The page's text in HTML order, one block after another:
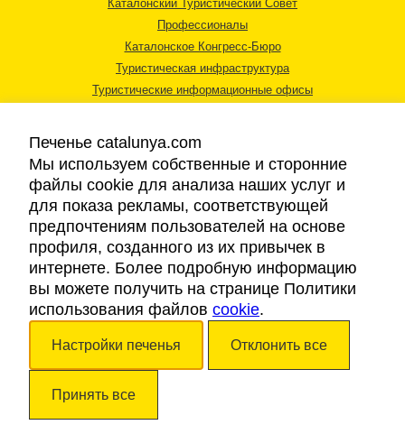
Каталонский Туристический Совет
Профессионалы
Каталонское Конгресс-Бюро
Туристическая инфраструктура
Туристические информационные офисы
Правовая информация
Cookies
Доступность
Авторские права © 2026. Каталонский Туристический Совет. Все права
Печенье catalunya.com
Мы используем собственные и сторонние
файлы cookie для анализа наших услуг и
для показа рекламы, соответствующей
предпочтениям пользователей на основе
профиля, созданного из их привычек в
интернете. Более подробную информацию
вы можете получить на странице Политики
использования файлов cookie.
Настройки печенья Отклонить все
Принять все